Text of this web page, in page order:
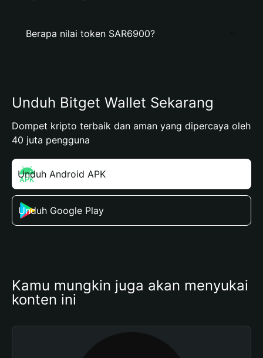
Berapa nilai token SAR6900?
Unduh Bitget Wallet Sekarang
Dompet kripto terbaik dan aman yang dipercaya oleh
40 juta pengguna
Unduh Android APK
Unduh Google Play
Kamu mungkin juga akan menyukai
konten ini